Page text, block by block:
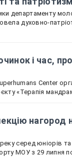
департаменту
духовно-
і час,
Center
«Терапія
нагород
серед юніорів
МОУ з 29 липня